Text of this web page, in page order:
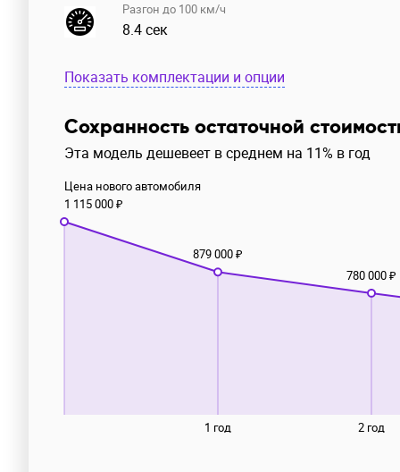
Разгон до 100 км/ч
8.4 сек
Показать комплектации и опции
Сохранность остаточной
Эта модель дешевеет в среднем на 11% в год
1 год 2 год
Цена нового автомобиля
1 115 000 ₽
879 000 ₽
780 000 ₽